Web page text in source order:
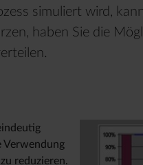
simuliert wird,
haben Sie die
Verwendung
reduzieren.